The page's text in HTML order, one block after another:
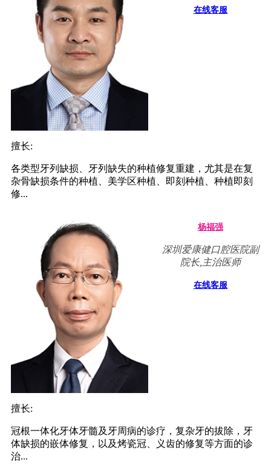
在线客服
擅长:
各类型牙列缺损、牙列缺失的种植修复重建，尤其是在复
杂骨缺损条件的种植、美学区种植、即刻种植、种植即刻
修...
杨福强
深圳爱康健口腔医院副
院长,主治医师
在线客服
擅长:
冠根一体化牙体牙髓及牙周病的诊疗，复杂牙的拔除，牙
体缺损的嵌体修复，以及烤瓷冠、义齿的修复等方面的诊
治...